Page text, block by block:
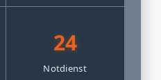
24
Notdienst